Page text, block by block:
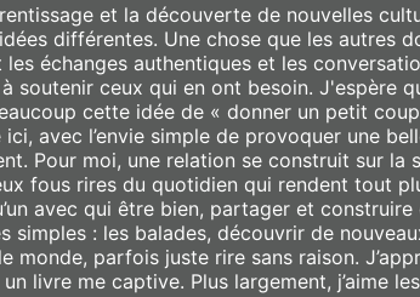
et la découverte de nouvelles
différentes. Une chose que les autres
échanges authentiques et les
soutenir ceux qui en ont besoin. J'espère
cette idée de « donner un petit
ici, avec l’envie simple de provoquer une
Pour moi, une relation se construit sur la
fous rires du quotidien qui rendent tout
avec qui être bien, partager et construire
simples : les balades, découvrir de
parfois juste rire sans raison.
livre me captive. Plus largement, j’aime